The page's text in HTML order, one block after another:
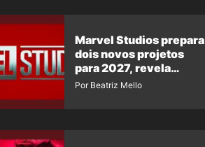
Marvel Studios prepara
dois novos projetos
para 2027, revela
insider
Por Beatriz Mello